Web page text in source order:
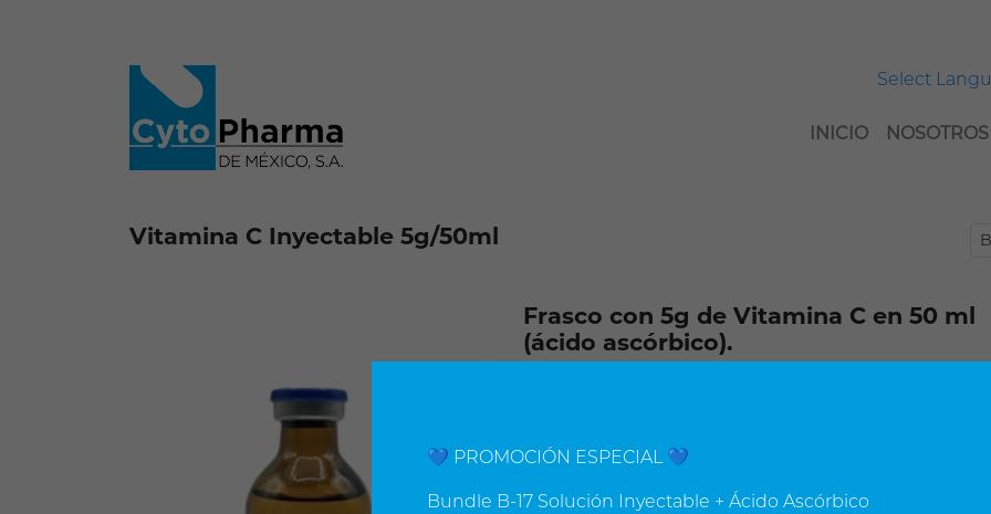
Select
INICIO NOSOTROS
Vitamina C Inyectable 5g/50ml
Frasco con 5g de Vitamina C en 50 ml
(ácido ascórbico).
que cursan con deficiencia intensa de ácido ascórbico
escorbuto, en terapias antioxidantes, para
cáncer, mejora el estrés oxidativo, en proceso
proceso inflamatorio crónico degenerativo.
💙 PROMOCIÓN ESPECIAL 💙
Bundle B-17 Solución Inyectable + Ácido Ascórbico